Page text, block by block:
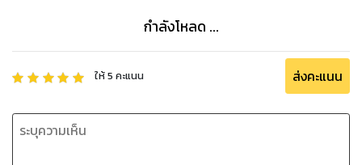
กำลังโหลด ...
ให้5 คะแนน ส่งคะแนน